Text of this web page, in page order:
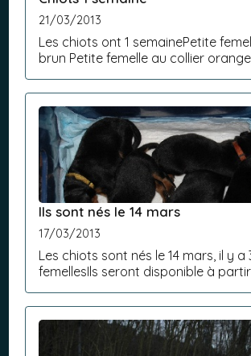
21/03/2013
Les chiots ont 1 semainePetite
brun Petite femelle au collier
bleuPetit mâle au collier jaunePetit
colli...
Ils sont nés le 14 mars
17/03/2013
Les chiots sont nés le 14 mars, il y a
femellesIls seront disponible à partir